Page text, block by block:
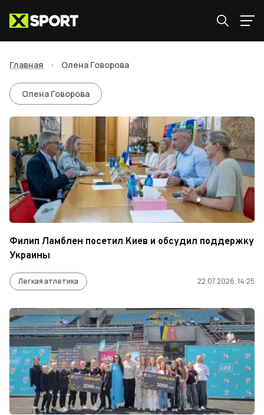
Главная • Олена Говорова
Олена Говорова
Олена Говорова
Филип Ламблен посетил Киев и обсудил поддержку
Украины
Легкая атлетика 22.07.2026, 14:25